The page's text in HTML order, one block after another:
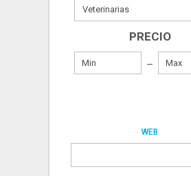
Publica Tu Empresa
PRECIO
WEB